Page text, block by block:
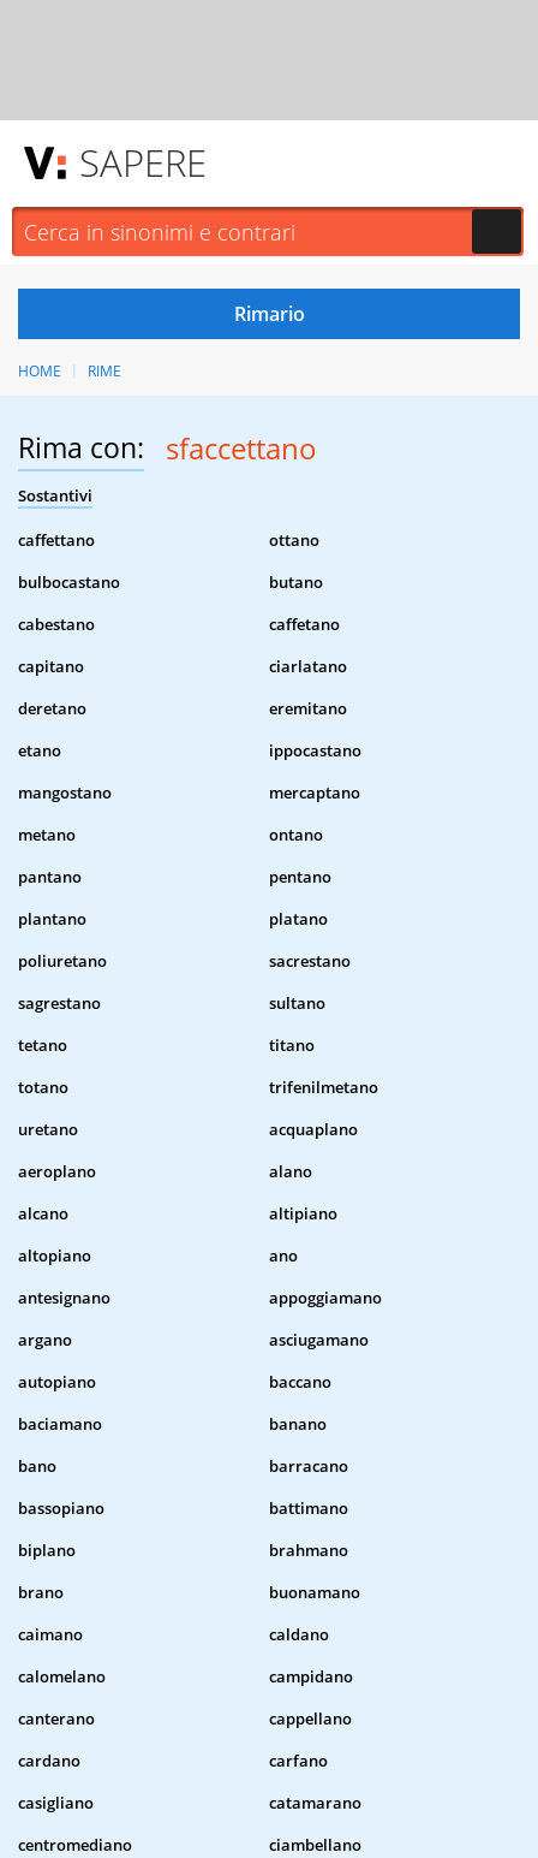
SAPERE
HOME RIME
Rima con: sfaccettano
Sostantivi
caffettano
ottano
bulbocastano
butano
cabestano
caffetano
capitano
ciarlatano
deretano
eremitano
etano
ippocastano
mangostano
mercaptano
metano
ontano
pantano
pentano
plantano
platano
poliuretano
sacrestano
sagrestano
sultano
tetano
titano
totano
trifenilmetano
uretano
acquaplano
aeroplano
alano
alcano
altipiano
altopiano
ano
antesignano
appoggiamano
argano
asciugamano
autopiano
baccano
baciamano
banano
bano
barracano
bassopiano
battimano
biplano
brahmano
brano
buonamano
caimano
caldano
calomelano
campidano
canterano
cappellano
cardano
carfano
casigliano
catamarano
centromediano
ciambellano